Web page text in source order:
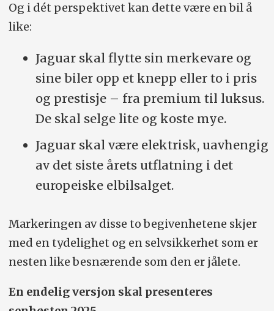
Og i dét perspektivet kan dette være en bil å
like:
Jaguar skal flytte sin merkevare og
sine biler opp et knepp eller to i pris
og prestisje – fra premium til luksus.
De skal selge lite og koste mye.
Jaguar skal være elektrisk, uavhengig
av det siste årets utflatning i det
europeiske elbilsalget.
Markeringen av disse to begivenhetene skjer
med en tydelighet og en selvsikkerhet som er
nesten like besnærende som den er jålete.
En endelig versjon skal presenteres